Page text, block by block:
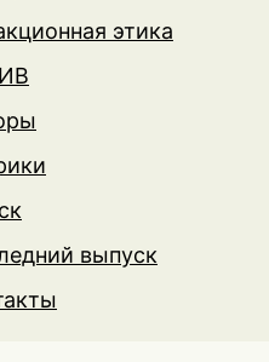
этика
выпуск